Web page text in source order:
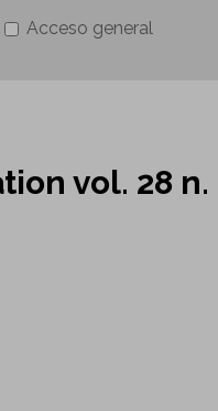
Acceso general
vol. 28 n.